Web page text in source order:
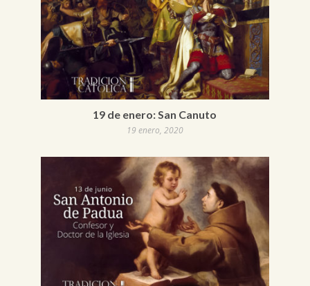
19 de enero: San Canuto
19 enero, 2020